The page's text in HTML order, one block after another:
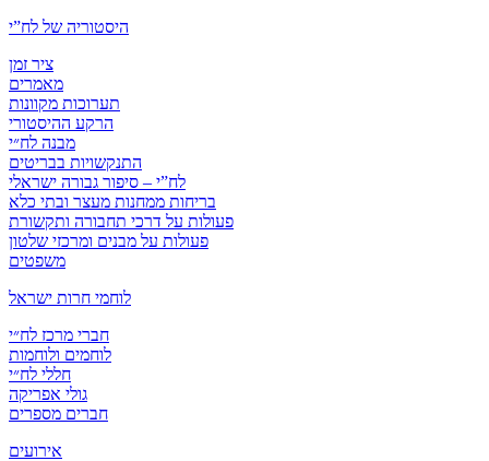
היסטוריה של לח”י
ציר זמן
מאמרים
תערוכות מקוונות
הרקע ההיסטורי
מבנה לח״י
התנקשויות בבריטים
לח”י – סיפור גבורה ישראלי
בריחות ממחנות מעצר ובתי כלא
פעולות על דרכי תחבורה ותקשורת
פעולות על מבנים ומרכזי שלטון
משפטים
לוחמי חרות ישראל
חברי מרכז לח״י
לוחמים ולוחמות
חללי לח״י
גולי אפריקה
חברים מספרים
אירועים